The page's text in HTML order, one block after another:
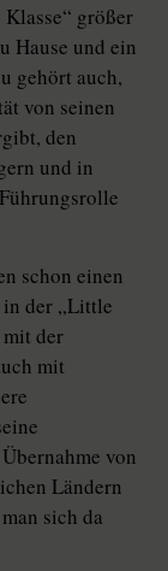
größer
Hause und ein
gehört auch,
von seinen
den
und in
schon einen
der „Little
mit der
mit
von
Ländern
sich da